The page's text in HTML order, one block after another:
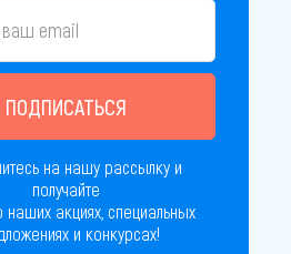
ПОДПИСАТЬСЯ
на нашу рассылку и
получайте
наших акциях, специальных
и конкурсах!